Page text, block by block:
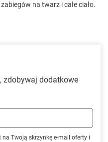
na twarz i całe ciało.
zdobywaj dodatkowe
na Twoją skrzynkę e-mail oferty i